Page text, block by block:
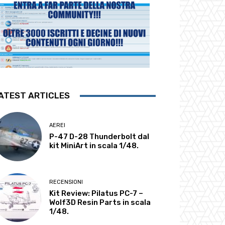
ARTICLES
AEREI
P-47 D-28 Thunderbolt dal
kit MiniArt in scala 1/48.
RECENSIONI
Kit Review: Pilatus PC-7 –
Wolf3D Resin Parts in scala
1/48.